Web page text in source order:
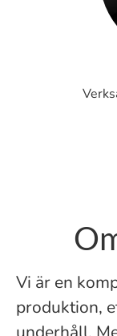
Vi är en
produktion,